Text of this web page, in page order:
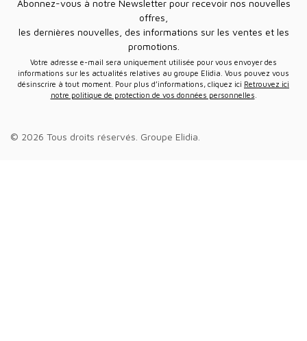
Abonnez-vous à notre Newsletter pour recevoir nos nouvelles
offres,
les dernières nouvelles, des informations sur les ventes et les
promotions.
Votre adresse e-mail sera uniquement utilisée pour vous envoyer des
informations sur les actualités relatives au groupe Elidia. Vous pouvez vous
désinscrire à tout moment. Pour plus d’informations, cliquez ici Retrouvez ici
notre politique de protection de vos données personnelles
© 2026 Tous droits réservés. Groupe Elidia.